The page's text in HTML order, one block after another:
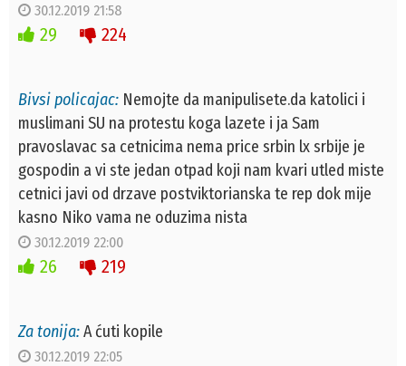
30.12.2019 21:58
29 224
Bivsi policajac: Nemojte da manipulisete.da katolici i
muslimani SU na protestu koga lazete i ja Sam
pravoslavac sa cetnicima nema price srbin lx srbije je
gospodin a vi ste jedan otpad koji nam kvari utled miste
cetnici javi od drzave postviktorianska te rep dok mije
kasno Niko vama ne oduzima nista
30.12.2019 22:00
26 219
Za tonija:A ćuti kopile
30.12.2019 22:05